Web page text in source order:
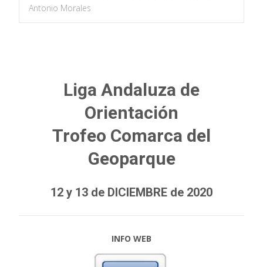
Antonio Morales
Liga Andaluza de
Orientación
Trofeo Comarca del
Geoparque
12 y 13 de DICIEMBRE de 2020
INFO WEB